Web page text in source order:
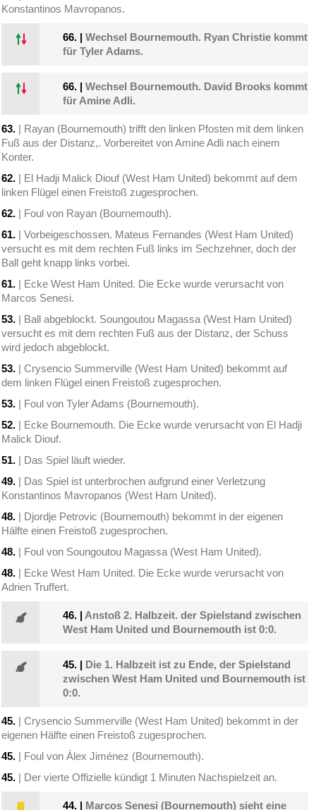
Konstantinos Mavropanos.
66. |Wechsel Bournemouth. Ryan Christie kommt
für Tyler Adams.
66. |Wechsel Bournemouth. David Brooks kommt
für Amine Adli.
63. | Rayan (Bournemouth) trifft den linken Pfosten mit dem linken
Fuß aus der Distanz,. Vorbereitet von Amine Adli nach einem
Konter.
62. | El Hadji Malick Diouf (West Ham United) bekommt auf dem
linken Flügel einen Freistoß zugesprochen.
62. | Foul von Rayan (Bournemouth).
61. | Vorbeigeschossen. Mateus Fernandes (West Ham United)
versucht es mit dem rechten Fuß links im Sechzehner, doch der
Ball geht knapp links vorbei.
61. | Ecke West Ham United. Die Ecke wurde verursacht von
Marcos Senesi.
53. | Ball abgeblockt. Soungoutou Magassa (West Ham United)
versucht es mit dem rechten Fuß aus der Distanz, der Schuss
wird jedoch abgeblockt.
53. | Crysencio Summerville (West Ham United) bekommt auf
dem linken Flügel einen Freistoß zugesprochen.
53. | Foul von Tyler Adams (Bournemouth).
52. | Ecke Bournemouth. Die Ecke wurde verursacht von El Hadji
Malick Diouf.
51. | Das Spiel läuft wieder.
49. | Das Spiel ist unterbrochen aufgrund einer Verletzung
Konstantinos Mavropanos (West Ham United).
48. | Djordje Petrovic (Bournemouth) bekommt in der eigenen
Hälfte einen Freistoß zugesprochen.
48. | Foul von Soungoutou Magassa (West Ham United).
48. | Ecke West Ham United. Die Ecke wurde verursacht von
Adrien Truffert.
46. | Anstoß 2. Halbzeit. der Spielstand zwischen
West Ham United und Bournemouth ist 0:0.
45. | Die 1. Halbzeit ist zu Ende, der Spielstand
zwischen West Ham United und Bournemouth ist
0:0.
45. | Crysencio Summerville (West Ham United) bekommt in der
eigenen Hälfte einen Freistoß zugesprochen.
45. | Foul von Álex Jiménez (Bournemouth).
45. | Der vierte Offizielle kündigt 1 Minuten Nachspielzeit an.
44. | Marcos Senesi (Bournemouth) sieht eine